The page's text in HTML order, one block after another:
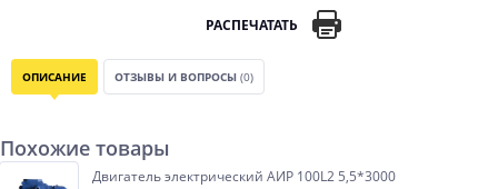
РАСПЕЧАТАТЬ
ОПИСАНИЕ ОТЗЫВЫ И ВОПРОСЫ (0)
Похожие товары
Двигатель электрический АИР 100L2 5,5*3000